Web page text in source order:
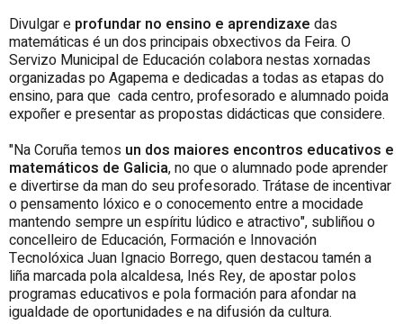
Divulgar e profundar no ensino e aprendizaxe das
matemáticas é un dos principais obxectivos da Feira. O
Servizo Municipal de Educación colabora nestas xornadas
organizadas po Agapema e dedicadas a todas as etapas do
ensino, para que cada centro, profesorado e alumnado poida
expoñer e presentar as propostas didácticas que considere.
"Na Coruña temos un dos maiores encontros educativos e
matemáticos de Galicia, no que o alumnado pode aprender
e divertirse da man do seu profesorado. Trátase de incentivar
o pensamento lóxico e o conocemento entre a mocidade
mantendo sempre un espíritu lúdico e atractivo", subliñou o
concelleiro de Educación, Formación e Innovación
Tecnolóxica Juan Ignacio Borrego, quen destacou tamén a
liña marcada pola alcaldesa, Inés Rey, de apostar polos
programas educativos e pola formación para afondar na
igualdade de oportunidades e na difusión da cultura.